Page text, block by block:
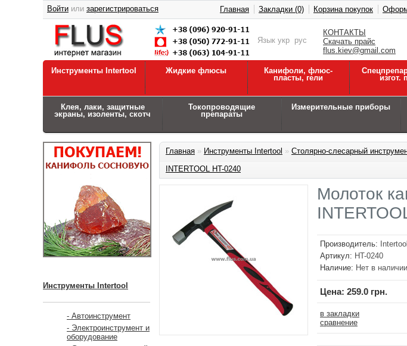
КОНТАКТЫ
Скачать прайс
flus.kiev@gmail.com
Язык укр рус
Войти или зарегистрироваться Главная Закладки (0) Корзина покупок
Инструменты Intertool Жидкие флюсы
Канифоли, флюс-
пласты, гели
изгот.
Клея, лаки, защитные
экраны, изоленты, скотч
Токопроводящие
препараты
Измерительные приборы
Инструменты Intertool
- Автоинструмент
- Электроинструмент и
оборудование
Главная » Инструменты Intertool » Столярно-слесарный
INTERTOOL HT-0240
Молоток
Производитель:
Intertool
Артикул: HT-0240
Наличие: Нет в наличии
Цена: 259.0 грн.
в закладки
сравнение